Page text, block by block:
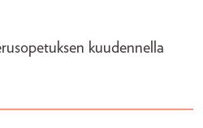
kuudennella